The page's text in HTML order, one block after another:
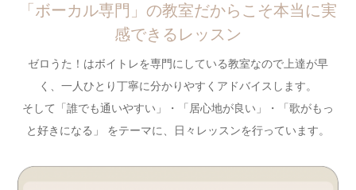
「ボーカル専門」の教室だからこそ本当に実
感できるレッスン
ゼロうた！はボイトレを専門にしている教室なので上達が早
く、一人ひとり丁寧に分かりやすくアドバイスします。
そして「誰でも通いやすい」・「居心地が良い」・「歌がもっ
と好きになる」 をテーマに、日々レッスンを行っています。